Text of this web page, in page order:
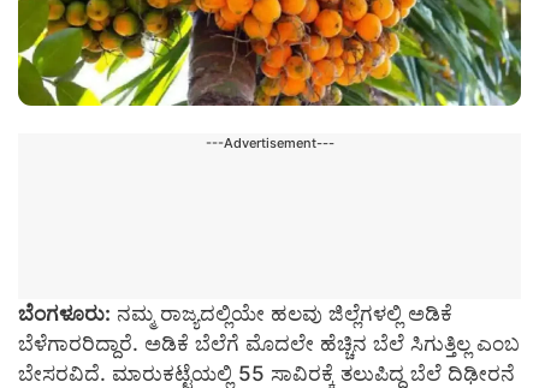
---Advertisement---
ಬೆಂಗಳೂರು: ನಮ್ಮ ರಾಜ್ಯದಲ್ಲಿಯೇ ಹಲವು ಜಿಲ್ಲೆಗಳಲ್ಲಿ ಅಡಿಕೆ
ಬೆಳೆಗಾರರಿದ್ದಾರೆ. ಅಡಿಕೆ ಬೆಲೆಗೆ ಮೊದಲೇ ಹೆಚ್ಚಿನ ಬೆಲೆ ಸಿಗುತ್ತಿಲ್ಲ ಎಂಬ
ಬೇಸರವಿದೆ. ಮಾರುಕಟ್ಟೆಯಲ್ಲಿ 55 ಸಾವಿರಕ್ಕೆ ತಲುಪಿದ್ದ ಬೆಲೆ ದಿಢೀರನೆ